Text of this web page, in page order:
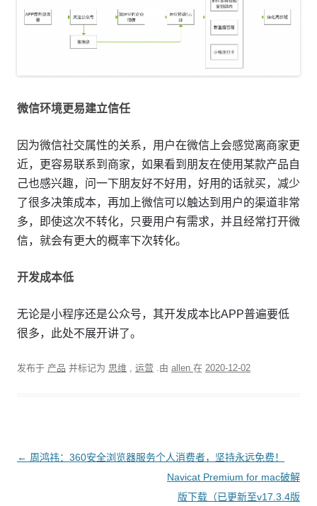
微信环境更易建立信任
因为微信社交属性的关系，用户在微信上会感觉离商家更
近，更容易联系到商家，如果看到朋友在使用某款产品自
己也感兴趣，问一下朋友好不好用，好用的话就买，减少
了很多决策成本，再加上微信可以触达到用户的渠道非常
多，即使这次不转化，只要用户有需求，并且经常打开微
信，就会有更大的概率下次转化。
开发成本低
无论是小程序还是公众号，其开发成本比APP普遍要低
很多，此处不展开讲了。
发布于 产品 并标记为 思维 运营 .由 allen 在 2020-12-02
文
← 周鸿祎：360安全浏览器服务个人消费者，坚持永远免费！
Navicat Premium for mac破解
版下载（已更新至v17.3.4版